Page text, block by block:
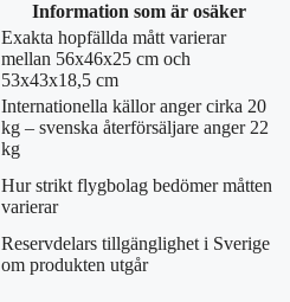
Information som är osäker
Exakta hopfällda mått varierar
mellan 56x46x25 cm och
53x43x18,5 cm
Internationella källor anger cirka 20
kg – svenska återförsäljare anger 22
kg
Hur strikt flygbolag bedömer måtten
varierar
Reservdelars tillgänglighet i Sverige
om produkten utgår